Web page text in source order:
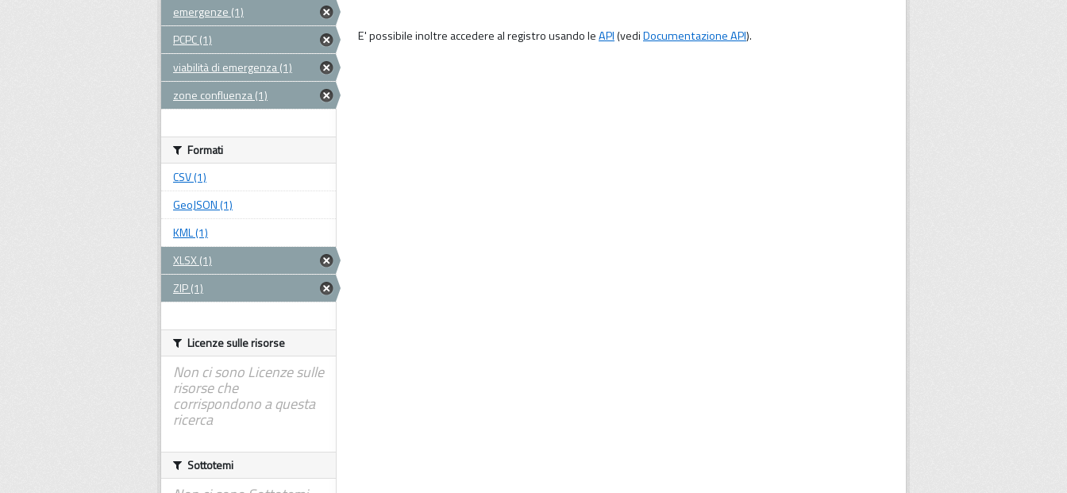
E' possibile inoltre accedere al registro usando leAPI(vediDocumentazione API).
emergenze (1)
PCPC (1)
viabilità di emergenza (1)
zone confluenza (1)
Formati
CSV (1)
GeoJSON (1)
KML (1)
XLSX (1)
ZIP (1)
Licenze sulle risorse
Non ci sono Licenze sulle
risorse che
corrispondono a questa
ricerca
Sottotemi